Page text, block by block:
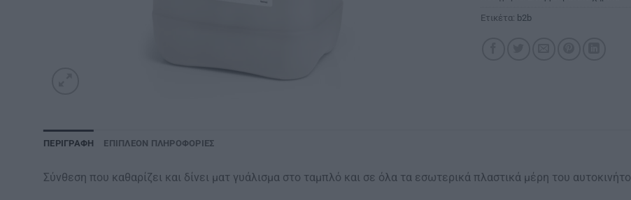
Ετικέτα: b2b
ΠΕΡΙΓΡΑΦΉ ΕΠΙΠΛΈΟΝ ΠΛΗΡΟΦΟΡΊΕΣ
Σύνθεση που καθαρίζει και δίνει ματ γυάλισμα στο ταμπλό και σε όλα τα εσωτερικά πλαστικά μέρη του